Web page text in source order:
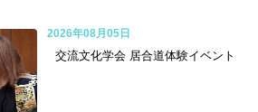
交流文化学会 居合道体験イベント
2026年08月05日